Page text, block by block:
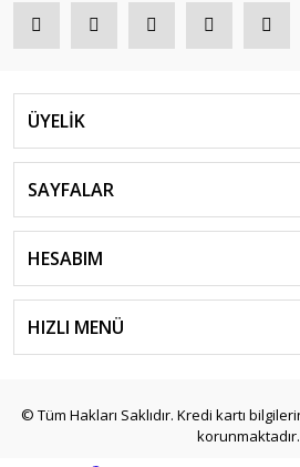
ÜYELİK
SAYFALAR
HESABIM
HIZLI MENÜ
© Tüm Hakları Saklıdır. Kredi kartı
korunmaktadır.